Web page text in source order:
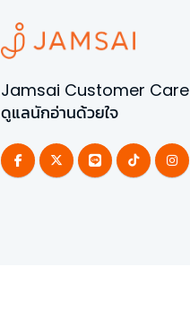
Jamsai Customer Care
ดูแลนักอ่านด้วยใจ